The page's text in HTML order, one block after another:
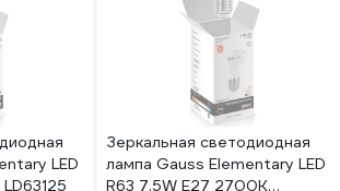
LED
Зеркальная светодиодная
лампа Gauss Elementary LED
R63 7.5W E27 2700K